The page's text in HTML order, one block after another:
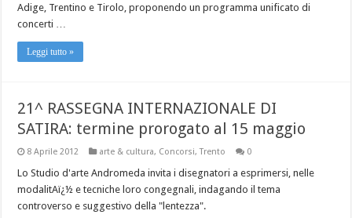
Adige, Trentino e Tirolo, proponendo un programma unificato di
concerti …
Leggi tutto »
21^ RASSEGNA INTERNAZIONALE DI
SATIRA: termine prorogato al 15 maggio
8 Aprile 2012 arte & cultura, Concorsi,Trento 0
Lo Studio d'arte Andromeda invita i disegnatori a esprimersi, nelle
modalitAï¿½ e tecniche loro congegnali, indagando il tema
controverso e suggestivo della "lentezza".